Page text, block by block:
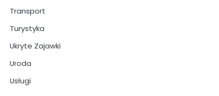
Transport
Turystyka
Ukryte Zajawki
Uroda
Usługi